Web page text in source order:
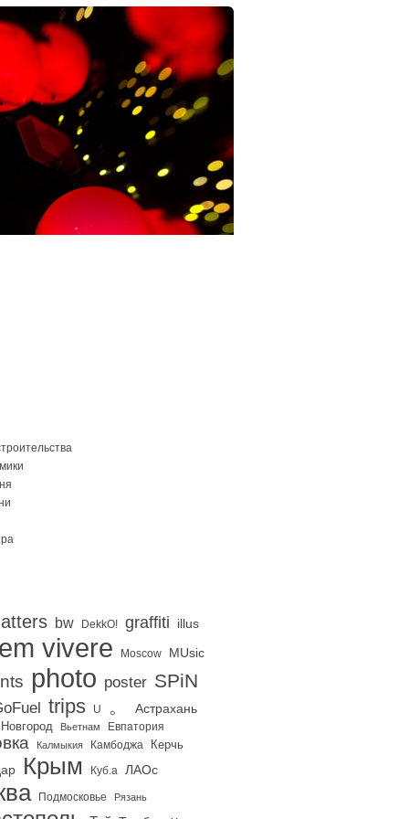
bw DekkO! graffiti illus
vivere Moscow MUsic
photo poster SPiN
trips U 。 Астрахань
Вьетнам Евпатория
Калмыкия Камбоджа Керчь
Крым Куб.а ЛАОс
Подмосковье Рязань